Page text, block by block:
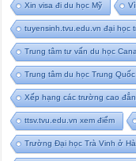
Xin visa đi du học Mỹ
tuyensinh.tvu.edu.vn đại học
Trung tâm tư vấn du học
Trung tâm du học Trung
Xếp hạng các trường cao
ttsv.tvu.edu.vn xem điểm
Trường Đại học Trà Vinh ở